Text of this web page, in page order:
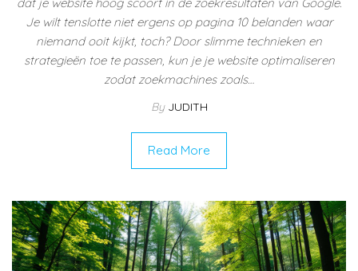
Je wilt tenslotte niet ergens op pagina 10 belanden waar
niemand ooit kijkt, toch? Door slimme technieken en
strategieën toe te passen, kun je je website optimaliseren
zodat zoekmachines zoals…
By JUDITH
Read More